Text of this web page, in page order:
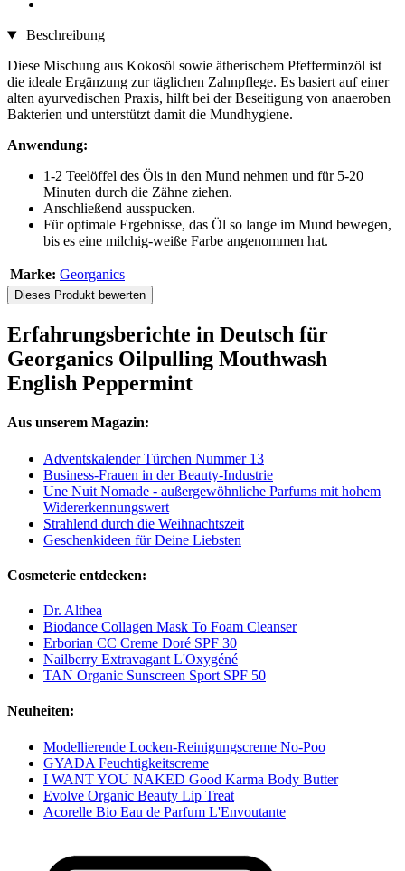
Beschreibung
Diese Mischung aus Kokosöl sowie ätherischem Pfefferminzöl ist
die ideale Ergänzung zur täglichen Zahnpflege. Es basiert auf einer
alten ayurvedischen Praxis, hilft bei der Beseitigung von anaeroben
Bakterien und unterstützt damit die Mundhygiene.
Anwendung:
1-2 Teelöffel des Öls in den Mund nehmen und für 5-20
Minuten durch die Zähne ziehen.
Anschließend ausspucken.
Für optimale Ergebnisse, das Öl so lange im Mund bewegen,
bis es eine milchig-weiße Farbe angenommen hat.
Marke: Georganics
Dieses Produkt bewerten
Erfahrungsberichte in Deutsch für
Georganics Oilpulling Mouthwash
English Peppermint
Aus unserem Magazin:
Adventskalender Türchen Nummer 13
Business-Frauen in der Beauty-Industrie
Une Nuit Nomade - außergewöhnliche Parfums mit hohem
Widererkennungswert
Strahlend durch die Weihnachtszeit
Geschenkideen für Deine Liebsten
Cosmeterie entdecken:
Dr. Althea
Biodance Collagen Mask To Foam Cleanser
Erborian CC Creme Doré SPF 30
Nailberry Extravagant L'Oxygéné
TAN Organic Sunscreen Sport SPF 50
Neuheiten:
Modellierende Locken-Reinigungscreme No-Poo
GYADA Feuchtigkeitscreme
I WANT YOU NAKED Good Karma Body Butter
Evolve Organic Beauty Lip Treat
Acorelle Bio Eau de Parfum L'Envoutante